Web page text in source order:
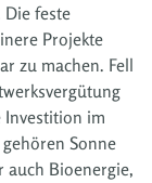
feste
Projekte
zu machen. Fell
Investition im
Sonne
auch Bioenergie,